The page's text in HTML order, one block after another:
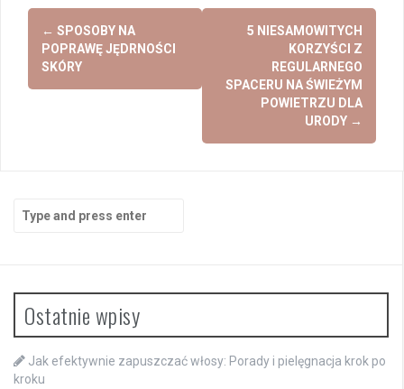
Post
navigation
← SPOSOBY NA
POPRAWĘ JĘDRNOŚCI
SKÓRY
5 NIESAMOWITYCH
KORZYŚCI Z
REGULARNEGO
SPACERU NA ŚWIEŻYM
POWIETRZU DLA
URODY →
for:
Ostatnie wpisy
Jak efektywnie zapuszczać włosy: Porady i pielęgnacja krok po
kroku